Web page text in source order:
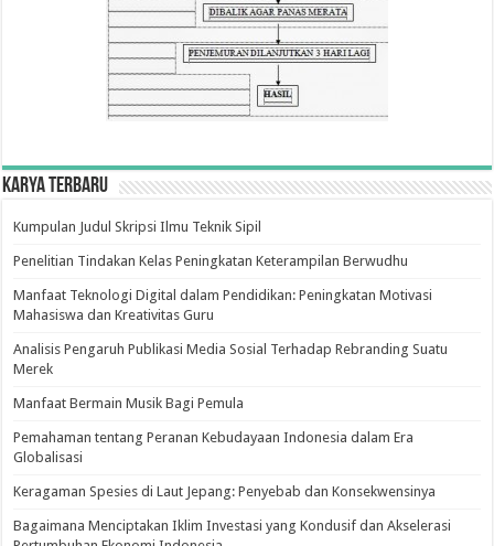
Karya Terbaru
Kumpulan Judul Skripsi Ilmu Teknik Sipil
Penelitian Tindakan Kelas Peningkatan Keterampilan Berwudhu
Manfaat Teknologi Digital dalam Pendidikan: Peningkatan Motivasi
Mahasiswa dan Kreativitas Guru
Analisis Pengaruh Publikasi Media Sosial Terhadap Rebranding Suatu
Merek
Manfaat Bermain Musik Bagi Pemula
Pemahaman tentang Peranan Kebudayaan Indonesia dalam Era
Globalisasi
Keragaman Spesies di Laut Jepang: Penyebab dan Konsekwensinya
Bagaimana Menciptakan Iklim Investasi yang Kondusif dan Akselerasi